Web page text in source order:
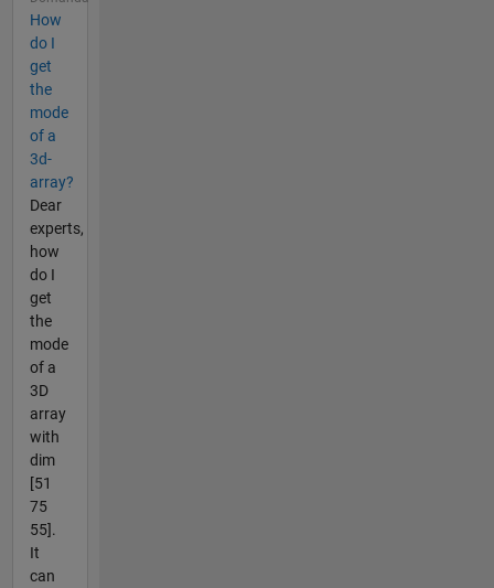
How
do I
get
the
mode
of a
3d-
array?
Dear
experts,
how
do I
get
the
mode
of a
3D
array
with
dim
[51
75
55].
It
can